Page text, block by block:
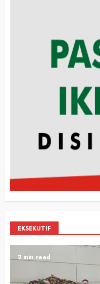
EKSEKUTIF
2 min read